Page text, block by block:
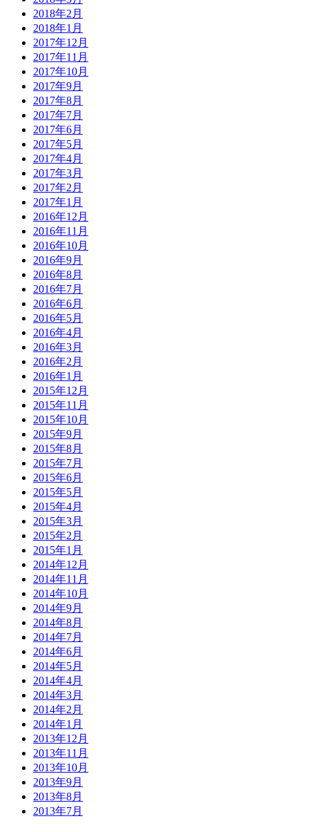
2018年2月
2018年1月
2017年12月
2017年11月
2017年10月
2017年9月
2017年8月
2017年7月
2017年6月
2017年5月
2017年4月
2017年3月
2017年2月
2017年1月
2016年12月
2016年11月
2016年10月
2016年9月
2016年8月
2016年7月
2016年6月
2016年5月
2016年4月
2016年3月
2016年2月
2016年1月
2015年12月
2015年11月
2015年10月
2015年9月
2015年8月
2015年7月
2015年6月
2015年5月
2015年4月
2015年3月
2015年2月
2015年1月
2014年12月
2014年11月
2014年10月
2014年9月
2014年8月
2014年7月
2014年6月
2014年5月
2014年4月
2014年3月
2014年2月
2014年1月
2013年12月
2013年11月
2013年10月
2013年9月
2013年8月
2013年7月